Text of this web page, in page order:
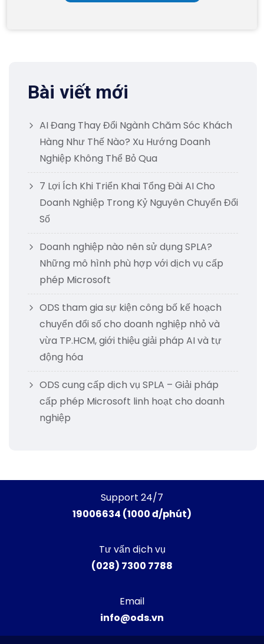
Bài viết mới
AI Đang Thay Đổi Ngành Chăm Sóc Khách
Hàng Như Thế Nào? Xu Hướng Doanh
Nghiệp Không Thể Bỏ Qua
7 Lợi Ích Khi Triển Khai Tổng Đài AI Cho
Doanh Nghiệp Trong Kỷ Nguyên Chuyển Đổi
Số
Doanh nghiệp nào nên sử dụng SPLA?
Những mô hình phù hợp với dịch vụ cấp
phép Microsoft
ODS tham gia sự kiện công bố kế hoạch
chuyển đổi số cho doanh nghiệp nhỏ và
vừa TP.HCM, giới thiệu giải pháp AI và tự
động hóa
ODS cung cấp dịch vụ SPLA – Giải pháp
cấp phép Microsoft linh hoạt cho doanh
nghiệp
Support 24/7
19006634 (1000 đ/phút)
Tư vấn dịch vụ
(028) 7300 7788
Email
info@ods.vn